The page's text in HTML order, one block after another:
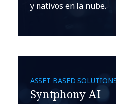
y nativos en la nube.
ASSET BASED SOLUTIONS
Syntphony AI